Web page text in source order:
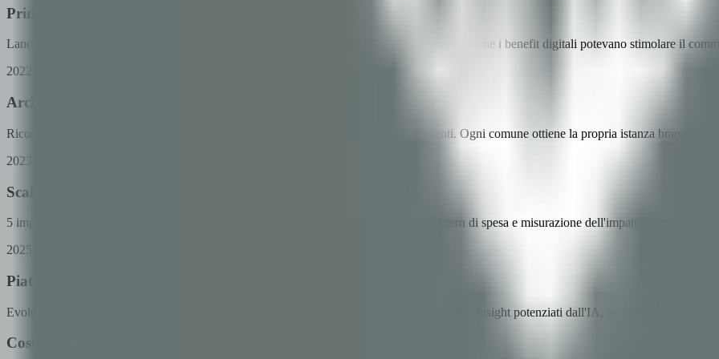
Prima implementazione
Lanciato il primo wallet digitale a circuito chiuso per una cooperativa a Córdoba. Dimostrato che i benefit digitali potevano stimolare il
2022
Architettura Multi-Tenant
Ricostruito come piattaforma SaaS per supportare implementazioni multiple indipendenti. Ogni comune ottiene la propria istanza brandizzata
2023 – 2024
Scala e analisi
5 implementazioni per comunità diverse. Aggiunte analisi in tempo reale, analisi dei pattern di spesa e misurazione dell'impatto economico.
2025 – Presente
Piattaforma ecosistema
Evoluzione da un wallet di pagamento a una piattaforma ecosistemica comunitaria completa. Insight potenziati dall'IA, programmi fedeltà e
Costruito per scala e affidabilità